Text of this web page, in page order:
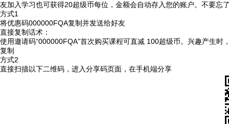
友加入学习也可获得20超级币每位，金额会自动存入您的账户。不要忘
方式1
将优惠码000000FQA复制并发送给好友
直接复制话术：
使用邀请码“000000FQA”首次购买课程可直减 100超级币。兴趣产生时
复制
方式2
直接扫描以下二维码，进入分享码页面，在手机端分享